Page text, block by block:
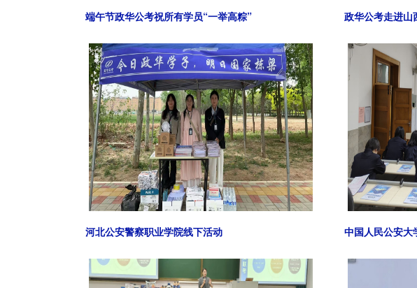
端午节政华公考祝所有学员“一举高粽” 政华公考走进山
河北公安警察职业学院线下活动 中国人民公安大